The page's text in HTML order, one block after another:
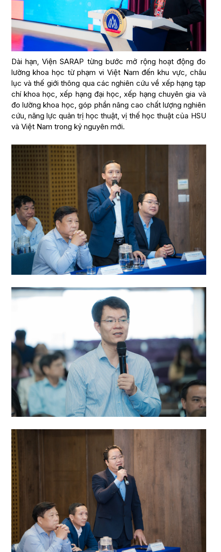
Dài hạn, Viện SARAP từng bước mở rộng hoạt động đo
lường khoa học từ phạm vi Việt Nam đến khu vực, châu
lục và thế giới thông qua các nghiên cứu về xếp hạng tạp
chí khoa học, xếp hạng đại học, xếp hạng chuyên gia và
đo lường khoa học, góp phần nâng cao chất lượng nghiên
cứu, năng lực quản trị học thuật, vị thế học thuật của HSU
và Việt Nam trong kỷ nguyên mới.